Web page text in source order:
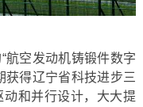
空发动机铸锻件数字
获得辽宁省科技进步三
和并行设计，大大提